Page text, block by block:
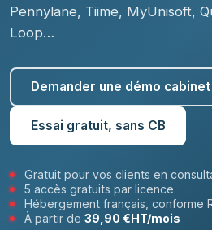
Pennylane, Tiime, MyUnisoft,
Loop…
Demander une démo cabinet
Essai gratuit, sans CB
Gratuit pour vos clients en
5 accès gratuits par licence
Hébergement français, conforme
À partir de 39,90 €HT/mois